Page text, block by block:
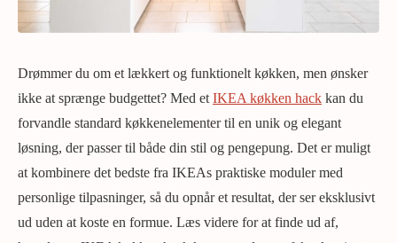
Drømmer du om et lækkert og funktionelt køkken, men ønsker
ikke at sprænge budgettet? Med et IKEA køkken hack kan du
forvandle standard køkkenelementer til en unik og elegant
løsning, der passer til både din stil og pengepung. Det er muligt
at kombinere det bedste fra IKEAs praktiske moduler med
personlige tilpasninger, så du opnår et resultat, der ser eksklusivt
ud uden at koste en formue. Læs videre for at finde ud af,